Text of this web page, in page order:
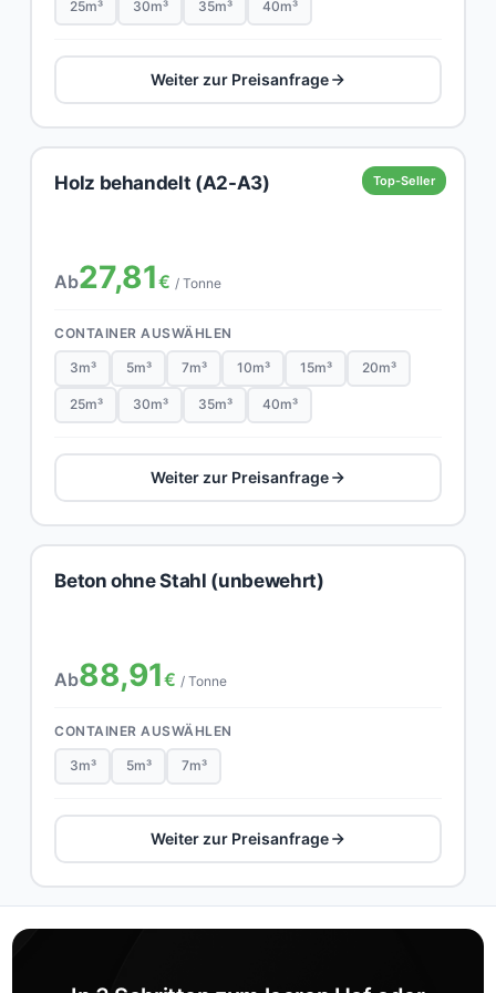
25m³ 30m³ 35m³ 40m³
Weiter zur Preisanfrage
Top-Seller
Holz behandelt (A2-A3)
Ab27,81€ / Tonne
CONTAINER AUSWÄHLEN
3m³ 5m³ 7m³ 10m³ 15m³ 20m³
25m³ 30m³ 35m³ 40m³
Weiter zur Preisanfrage
Beton ohne Stahl (unbewehrt)
Ab88,91€ / Tonne
CONTAINER AUSWÄHLEN
3m³ 5m³ 7m³
Weiter zur Preisanfrage